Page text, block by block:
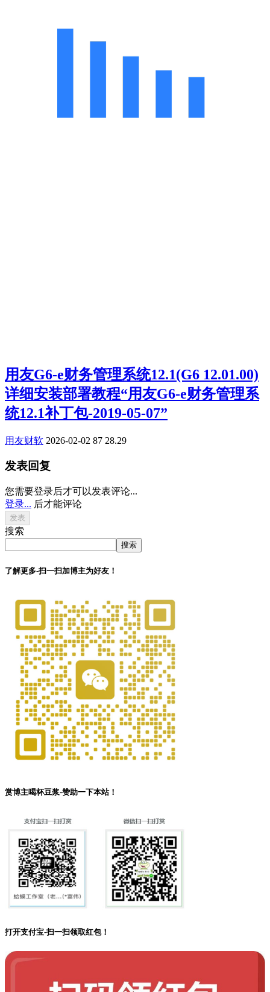
用友G6-e财务管理系统12.1(G6 12.01.00)
详细安装部署教程“用友G6-e财务管理系
统12.1补丁包-2019-05-07”
用友财软 2026-02-02 87 28.29
发表回复
您需要登录后才可以发表评论...
登录... 后才能评论
搜索
搜索
了解更多-扫一扫加博主为好友！
赏博主喝杯豆浆-赞助一下本站！
打开支付宝-扫一扫领取红包！